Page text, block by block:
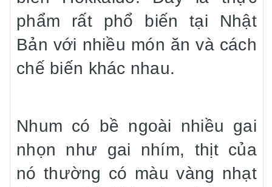
phẩm rất phổ biến tại Nhật
Bản với nhiều món ăn và cách
chế biến khác nhau.
Nhum có bề ngoài nhiều gai
nhọn như gai nhím, thịt của
nó thường có màu vàng nhạt